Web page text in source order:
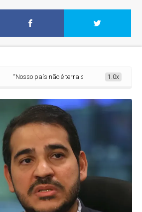
“Nosso país não é terra sem lei", diz AGU
1.0x